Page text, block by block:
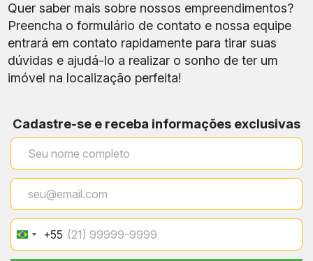
Quer saber mais sobre nossos empreendimentos?
Preencha o formulário de contato e nossa equipe
entrará em contato rapidamente para tirar suas
dúvidas e ajudá-lo a realizar o sonho de ter um
imóvel na localização perfeita!
Cadastre-se e receba informações exclusivas
Brazil
+55
+55